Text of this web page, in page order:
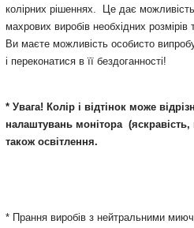
колірних рішеннях. Це дає
махрових виробів необхідних
Ви маєте можливість особисто
і переконатися в її бездоганності!
* Увага! Колір і відтінок може
налаштувань монітора(яскравість,
також освітлення.
* Прання виробів з нейтральними